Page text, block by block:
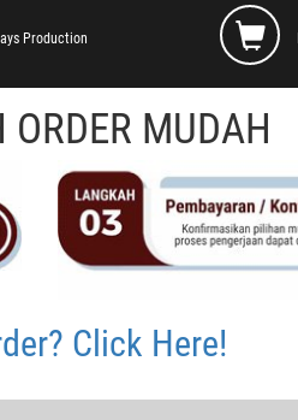
Production
MUDAH
Click Here!